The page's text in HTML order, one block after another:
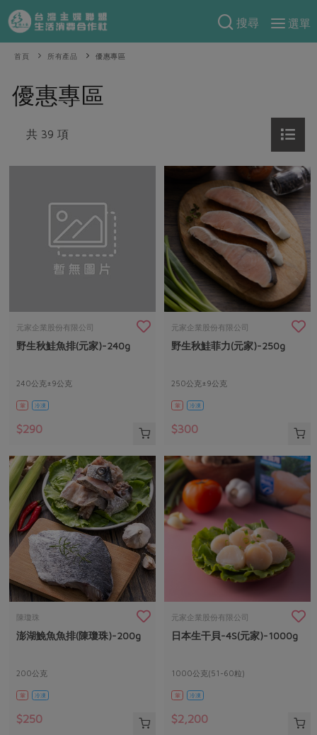
搜尋
選單
產品分類
當季蔬果
一籃菜
芽苗類
奶蛋豆・五穀
乳製品
米麵雜糧
水畜加工品
調理食材・點心
調味醬料/南北貨 烘焙
保健食品
居家好物
美妝保養 個人清潔
家庭清潔
日用品
素食專區
食譜料理
料理方式
醬料
湯品．鍋物
涼拌沙拉
飲品
主題食譜
異國料理
年菜食譜
高麗菜海鮮煎餅
防災用品預購圓滿結束
2026年端午節預購圓滿結束
更多預購活動
合作25-經典快閃最後一週
合作25-精選產品第三彈
更多當季產品
議題活動
主婦聯盟X樂齡網特約優惠案
30%rPET紅烏龍茶
2024農業發展計畫年度報告
更多議題活動
把最好的台灣味帶回家！
一籃菜真心話
社內大小事 合作聯合國
產品故事 生活提案
親子食育
廚房瑜伽
減硝酸鹽
減添加物 減塑減廢
公益金 食農教育
更多議題
生活者e週報
綠主張月刊
認識合作社
員工與求才
自主把關
檢驗報告
硝酸鹽檢驗
社員權益
合作社法規
社務專區
選舉專區
媒體報導
地區活動
重要公告
首頁 所有產品 優惠專區
優惠專區
共 39 項
元家企業股份有限公司
野生秋鮭魚排(元家)-240g
240公克±9公克
葷 冷凍
$290
元家企業股份有限公司
野生秋鮭菲力(元家)-250g
250公克±9公克
葷 冷凍
$300
陳瓊珠
澎湖鮸魚魚排(陳瓊珠)-200g
200公克
葷 冷凍
$250
元家企業股份有限公司
日本生干貝-4S(元家)-1000g
1000公克(51-60粒)
葷 冷凍
$2,200